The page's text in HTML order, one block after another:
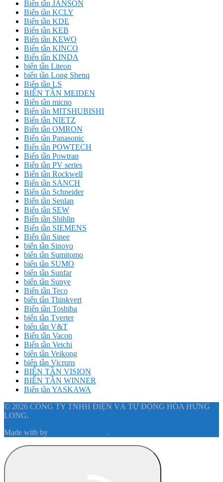
Biến tần JANSON
Biến tần KCLY
Biến tần KDE
Biến tần KEB
Biến tần KEWO
Biến tần KINCO
Biến tần KINDA
biến tần Liteon
biến tần Long Shenq
Biến tần LS
BIẾN TẦN MEIDEN
Biến tần micno
Biến tần MITSHUBISHI
Biến tần NIETZ
Biến tần OMRON
Biến tần Panasonic
Biến tần POWTECH
Biến tần Powtran
Biến tần PV series
Biến tần Rockwell
Biến tần SANCH
Biến tần Schneider
Biến tần Senlan
Biến tần SEW
Biến tần Shihlin
Biến tần SIEMENS
Biến tần Sinee
biến tần Sinovo
biến tần Sumitomo
biến tần SUMO
biến tần Sunfar
biến tần Sunye
Biến tần Teco
biến tần Thinkvert
Biến tần Toshiba
biến tần Tverter
biến tần V&T
Biến tần Vacon
Biến tần Veichi
biến tần Veikong
biến tần Vicruns
BIẾN TẦN VISION
BIẾN TẦN WINNER
Biến tần YASKAWA
© 2026 CÔNG TY TNHH ĐIỆN VÀ TỰ ĐỘNG HÓA HƯNG
LONG.
Made with by .